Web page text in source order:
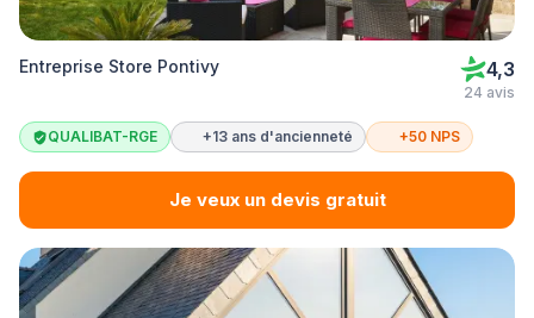
Entreprise Store Pontivy 4,3
24 avis
QUALIBAT-RGE +13 ans d'ancienneté +50 NPS
Je veux un devis gratuit